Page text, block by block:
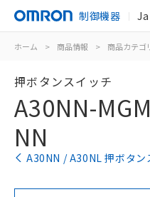
制御機器
ホーム > 商品情報 > 商品カテゴ
押ボタンスイッチ
A30NN-
NN
A30NN / A30NL 押ボタン